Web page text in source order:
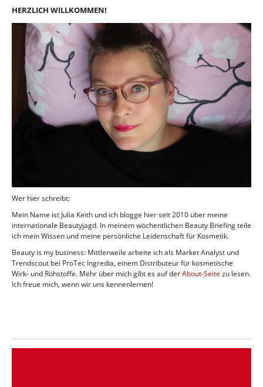
HERZLICH WILLKOMMEN!
Wer hier schreibt:
Mein Name ist Julia Keith und ich blogge hier seit 2010 über meine
internationale Beautyjagd. In meinem wöchentlichen Beauty Briefing teile
ich mein Wissen und meine persönliche Leidenschaft für Kosmetik.
Beauty is my business: Mittlerweile arbeite ich als Market Analyst und
Trendscout bei ProTec Ingredia, einem Distributeur für kosmetische
Wirk- und Rohstoffe. Mehr über mich gibt es auf derAbout-Seite zu lesen.
Ich freue mich, wenn wir uns kennenlernen!